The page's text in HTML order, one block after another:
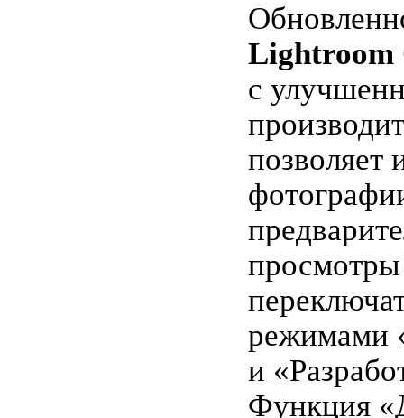
Lightroom
с
позволяет
режимами
и
Функция